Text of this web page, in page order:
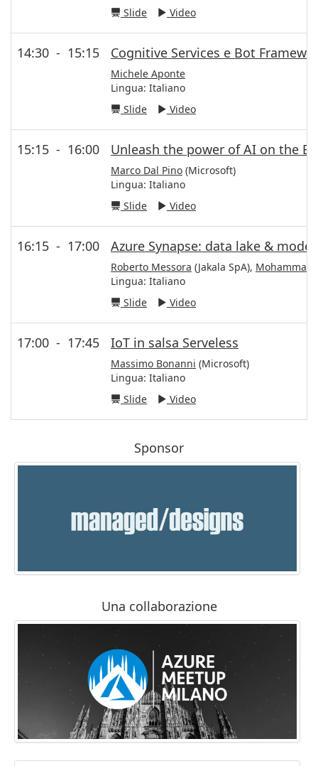
Slide
Video
14:30 - 15:15 Cognitive Services e Bot
Michele Aponte
Lingua: Italiano
Slide
Video
15:15 - 16:00 Unleash the power of AI on the
Marco Dal Pino (Microsoft)
Lingua: Italiano
Slide
Video
16:15 - 17:00 Azure Synapse: data lake &
Roberto Messora (Jakala SpA), Mohammad
Lingua: Italiano
Slide
Video
17:00 - 17:45 IoT in salsa Serveless
Massimo Bonanni (Microsoft)
Lingua: Italiano
Slide
Video
Sponsor
Una collaborazione